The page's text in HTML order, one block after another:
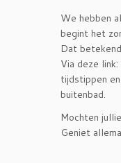
We hebben
begint het
Dat
Via deze link:
tijdstippen
buitenbad.
Mochten
Geniet